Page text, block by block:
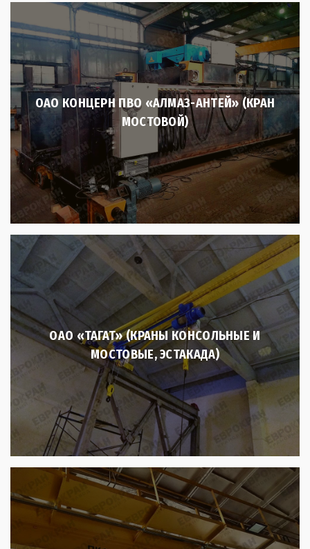
ОАО КОНЦЕРН ПВО «АЛМАЗ-АНТЕЙ» (КРАН
МОСТОВОЙ)
ОАО «ТАГАТ» (КРАНЫ КОНСОЛЬНЫЕ И
МОСТОВЫЕ, ЭСТАКАДА)